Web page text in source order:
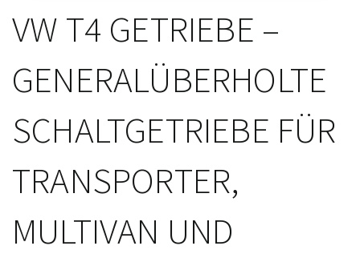
VW T4 GETRIEBE –
GENERALÜBERHOLTE
SCHALTGETRIEBE FÜR
TRANSPORTER,
MULTIVAN UND